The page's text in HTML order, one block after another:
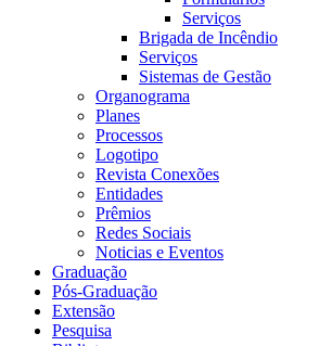
Serviços
Brigada de Incêndio
Serviços
Sistemas de Gestão
Organograma
Planes
Processos
Logotipo
Revista Conexões
Entidades
Prêmios
Redes Sociais
Noticias e Eventos
Graduação
Pós-Graduação
Extensão
Pesquisa